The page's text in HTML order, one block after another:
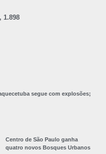
1.898
segue com explosões;
Centro de São Paulo ganha
quatro novos Bosques Urbanos